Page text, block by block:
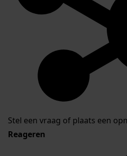
Stel een vraag of plaats een
Reageren